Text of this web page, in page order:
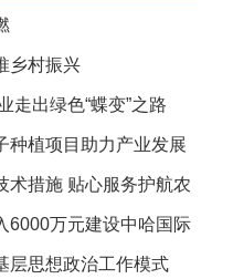
乡村振兴
走出绿色“蝶变”之路
种植项目助力产业发展
术措施 贴心服务护航农
6000万元建设中哈国际
层思想政治工作模式